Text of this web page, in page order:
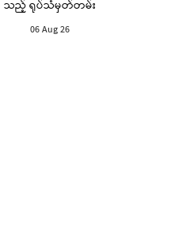
သည့် ရုပ်သံမှတ်တမ်း
06 Aug 26